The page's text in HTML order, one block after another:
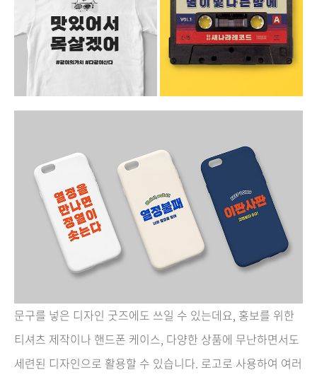
문구를 넣은 디자인 굿즈에도 쓰일 수 있는데요, 홍보를 위한
티셔츠 제작이나 핸드폰 케이스, 다양한 상품에 무난하면서도
세련된 디자인으로 활용할 수 있습니다. 로고로 사용하여 여러